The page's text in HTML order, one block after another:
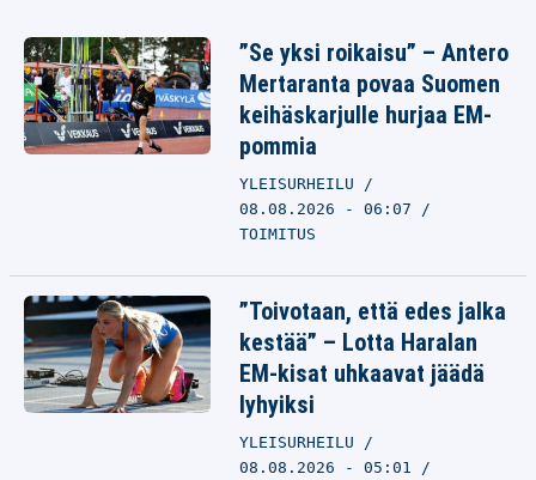
”Se yksi roikaisu” – Antero
Mertaranta povaa Suomen
keihäskarjulle hurjaa EM-
pommia
YLEISURHEILU
08.08.2026 - 06:07
TOIMITUS
”Toivotaan, että edes jalka
kestää” – Lotta Haralan
EM-kisat uhkaavat jäädä
lyhyiksi
YLEISURHEILU
08.08.2026 - 05:01